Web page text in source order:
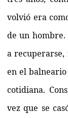
volvió era
de un hombre.
a recuperarse,
en el
cotidiana.
vez que se